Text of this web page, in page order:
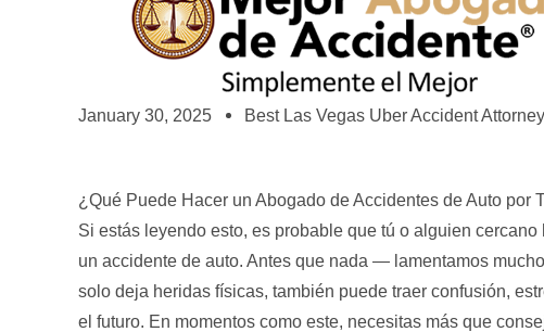
January 30, 2025 Best Las Vegas Uber Accident Attorney
¿Qué Puede Hacer un Abogado de Accidentes de Auto por
Si estás leyendo esto, es probable que tú o alguien
un accidente de auto. Antes que nada — lamentamos
solo deja heridas físicas, también puede traer confusión,
el futuro. En momentos como este, necesitas más que